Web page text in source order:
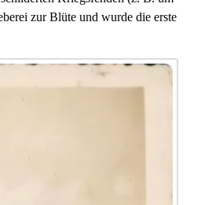
zur Blüte und wurde die erste